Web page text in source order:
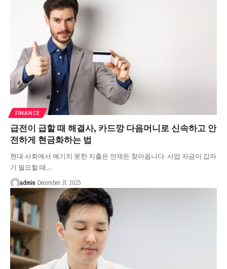
FINANCE
급전이 급할 때 해결사, 카드깡 다음머니로 신속하고 안
전하게 현금화하는 법
현대 사회에서 예기치 못한 지출은 언제든 찾아옵니다. 사업 자금이 갑자
기 필요할 때,…
admin December 31, 2025